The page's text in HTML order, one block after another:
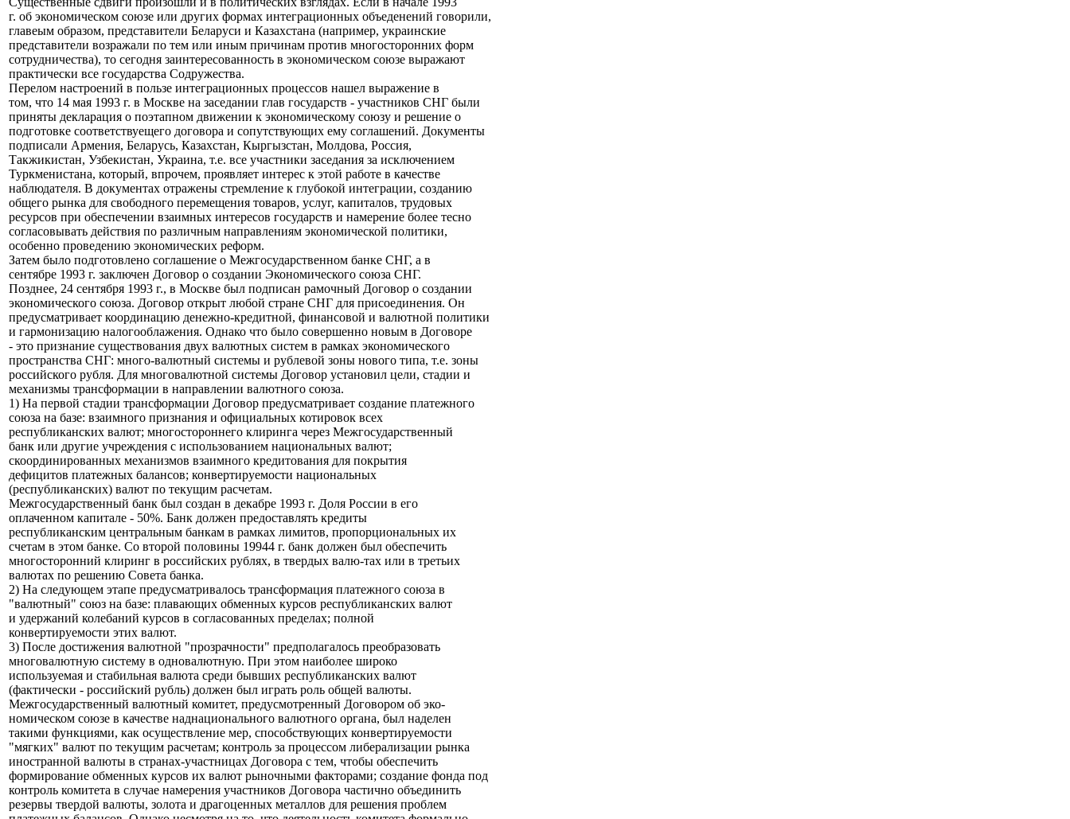
г. об экономическом союзе или других формах интеграционных объеденений говорили,
главеым образом, представители Беларуси и Казахстана (например, украинские
представители возражали по тем или иным причинам против многосторонних форм
сотрудничества), то сегодня заинтересованность в экономическом союзе выражают
практически все государства Содружества.
Перелом настроений в пользе интеграционных процессов нашел выражение в
том, что 14 мая 1993 г. в Москве на заседании глав государств - участников СНГ были
приняты декларация о поэтапном движении к экономическому союзу и решение о
подготовке соответствуещего договора и сопутствующих ему соглашений. Документы
подписали Армения, Беларусь, Казахстан, Кыргызстан, Молдова, Россия,
Такжикистан, Узбекистан, Украина, т.е. все участники заседания за исключением
Туркменистана, который, впрочем, проявляет интерес к этой работе в качестве
наблюдателя. В документах отражены стремление к глубокой интеграции, созданию
общего рынка для свободного перемещения товаров, услуг, капиталов, трудовых
ресурсов при обеспечении взаимных интересов государств и намерение более тесно
согласовывать действия по различным направлениям экономической политики,
особенно проведению экономических реформ.
Затем было подготовлено соглашение о Межгосударственном банке СНГ, а в
сентябре 1993 г. заключен Договор о создании Экономического союза СНГ.
Позднее, 24 сентября 1993 г., в Москве был подписан рамочный Договор о создании
экономического союза. Договор открыт любой стране СНГ для присоединения. Он
предусматривает координацию денежно-кредитной, финансовой и валютной политики
и гармонизацию налогооблажения. Однако что было совершенно новым в Договоре
- это признание существования двух валютных систем в рамках экономического
пространства СНГ: много-валютный системы и рублевой зоны нового типа, т.е. зоны
российского рубля. Для многовалютной системы Договор установил цели, стадии и
механизмы трансформации в направлении валютного союза.
1) На первой стадии трансформации Договор предусматривает создание платежного
союза на базе: взаимного признания и официальных котировок всех
республиканских валют; многостороннего клиринга через Межгосударственный
банк или другие учреждения с использованием национальных валют;
скоординированных механизмов взаимного кредитования для покрытия
дефицитов платежных балансов; конвертируемости национальных
(республиканских) валют по текущим расчетам.
Межгосударственный банк был создан в декабре 1993 г. Доля России в его
оплаченном капитале - 50%. Банк должен предоставлять кредиты
республиканским центральным банкам в рамках лимитов, пропорциональных их
счетам в этом банке. Со второй половины 19944 г. банк должен был обеспечить
многосторонний клиринг в российских рублях, в твердых валю-тах или в третьих
валютах по решению Совета банка.
2) На следующем этапе предусматривалось трансформация платежного союза в
"валютный" союз на базе: плавающих обменных курсов республиканских валют
и удержаний колебаний курсов в согласованных пределах; полной
конвертируемости этих валют.
3) После достижения валютной "прозрачности" предполагалось преобразовать
многовалютную систему в одновалютную. При этом наиболее широко
используемая и стабильная валюта среди бывших республиканских валют
(фактически - российский рубль) должен был играть роль общей валюты.
Межгосударственный валютный комитет, предусмотренный Договором об эко-
номическом союзе в качестве наднационального валютного органа, был наделен
такими функциями, как осуществление мер, способствующих конвертируемости
"мягких" валют по текущим расчетам; контроль за процессом либерализации рынка
иностранной валюты в странах-участницах Договора с тем, чтобы обеспечить
формирование обменных курсов их валют рыночными факторами; создание фонда под
контроль комитета в случае намерения участников Договора частично объединить
резервы твердой валюты, золота и драгоценных металлов для решения проблем